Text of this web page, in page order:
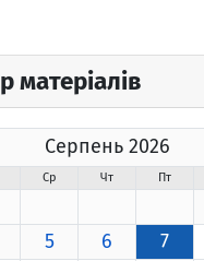
матеріалів
Серпень 2026
Ср Чт Пт
5 6 7